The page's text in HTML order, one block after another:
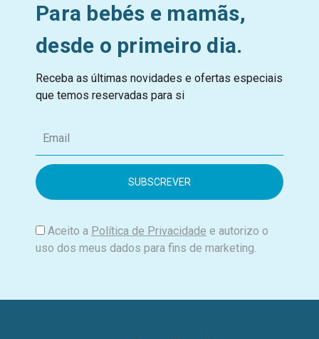
Para bebés e mamãs,
desde o primeiro dia.
Receba as últimas novidades e ofertas especiais
que temos reservadas para si
m
i
Aceito a Política de Privacidade e autorizo o
uso dos meus dados para fins de marketing.